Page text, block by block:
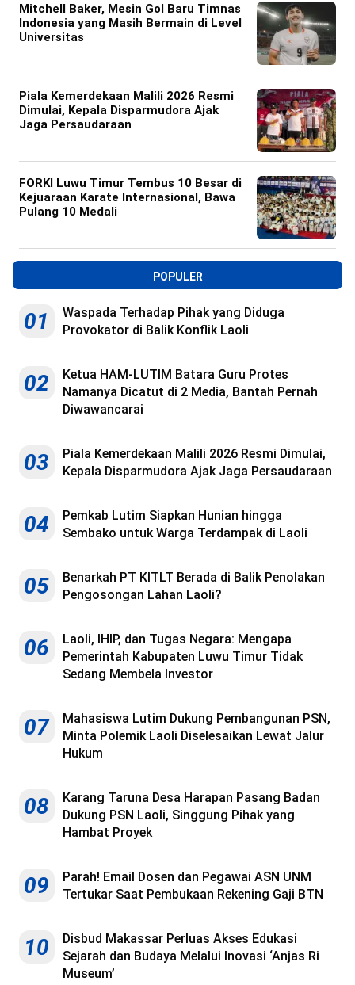
Mitchell Baker, Mesin Gol Baru Timnas
Indonesia yang Masih Bermain di Level
Universitas
Piala Kemerdekaan Malili 2026 Resmi
Dimulai, Kepala Disparmudora Ajak
Jaga Persaudaraan
FORKI Luwu Timur Tembus 10 Besar di
Kejuaraan Karate Internasional, Bawa
Pulang 10 Medali
POPULER
01
Waspada Terhadap Pihak yang Diduga
Provokator di Balik Konflik Laoli
02
Ketua HAM-LUTIM Batara Guru Protes
Namanya Dicatut di 2 Media, Bantah Pernah
Diwawancarai
03
Piala Kemerdekaan Malili 2026 Resmi Dimulai,
Kepala Disparmudora Ajak Jaga Persaudaraan
04
Pemkab Lutim Siapkan Hunian hingga
Sembako untuk Warga Terdampak di Laoli
05
Benarkah PT KITLT Berada di Balik Penolakan
Pengosongan Lahan Laoli?
06
Laoli, IHIP, dan Tugas Negara: Mengapa
Pemerintah Kabupaten Luwu Timur Tidak
Sedang Membela Investor
07
Mahasiswa Lutim Dukung Pembangunan PSN,
Minta Polemik Laoli Diselesaikan Lewat Jalur
Hukum
08
Karang Taruna Desa Harapan Pasang Badan
Dukung PSN Laoli, Singgung Pihak yang
Hambat Proyek
09
Parah! Email Dosen dan Pegawai ASN UNM
Tertukar Saat Pembukaan Rekening Gaji BTN
10
Disbud Makassar Perluas Akses Edukasi
Sejarah dan Budaya Melalui Inovasi ‘Anjas Ri
Museum’